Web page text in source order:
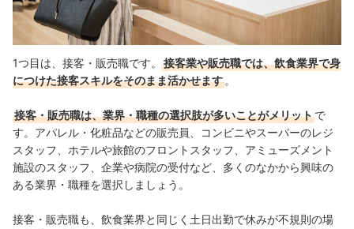
1つ目は、接客・販売職です。
接客業や販売職では、飲食業界で身
につけた接客スキルをそのまま活かせます 。
接客・販売職は、業界・職種の選択肢が多いことがメリットで
す。アパレル・化粧品などの販売員、コンビニやスーパーのレジ
スタッフ、ホテルや旅館のフロントスタッフ、アミューズメント
施設のスタッフ、企業や病院の受付など、多くのなかから興味の
ある業界・職種を選択しましょう。
接客・販売職も、飲食業界と同じく土日出勤で休みが不規則の場